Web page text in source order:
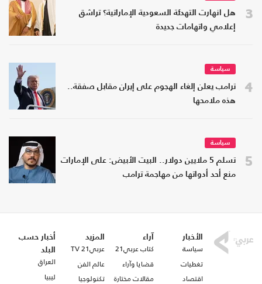
3
هل انهارت التهدئة السعودية الإماراتية؟ تراشق
إعلامي واتهامات جديدة
4
سياسة
ترامب يعلن إلغاء الهجوم على إيران مقابل صفقة..
هذه ملامحها
5
سياسة
تسلم 5 ملايين دولار.. البيت الأبيض: على الإمارات
منع أحد أدواتها من مهاجمة ترامب
الأخبار
سياسة
تغطيات
اقتصاد
آراء
كتاب عربي21
قضايا وآراء
مقالات مختارة
المزيد
عربي21 TV
عالم الفن
تكنولوجيا
أخبار حسب
البلد
العراق
ليبيا